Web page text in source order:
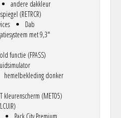
andere dakkleur
(RETRCR)
Dab
met 9,3"
functie (FPASS)
hemelbekleding donker
kleurenscherm (MET05)